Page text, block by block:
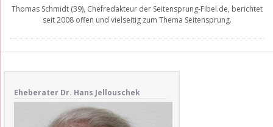
Thomas Schmidt (39), Chefredakteur der Seitensprung-Fibel.de, berichtet
seit 2008 offen und vielseitig zum Thema Seitensprung.
Eheberater Dr. Hans Jellouschek